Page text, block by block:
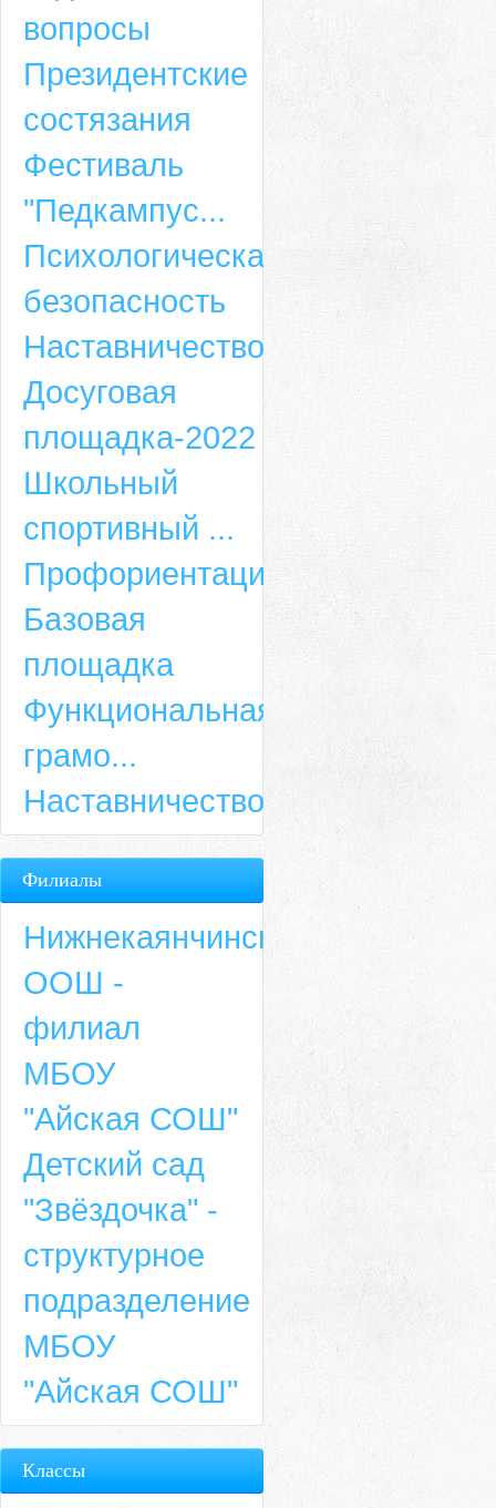
вопросы
Президентские
состязания
Фестиваль
"Педкампус...
Психологическая
безопасность
Наставничество
Досуговая
площадка-2022
Школьный
спортивный ...
Профориентация
Базовая
площадка
Функциональная
грамо...
Наставничество
Филиалы
Нижнекаянчинская
ООШ -
филиал
МБОУ
"Айская СОШ"
Детский сад
"Звёздочка" -
структурное
подразделение
МБОУ
"Айская СОШ"
Классы